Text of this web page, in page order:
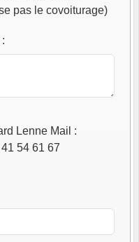
pas le covoiturage)
:
Lenne Mail :
54 61 67